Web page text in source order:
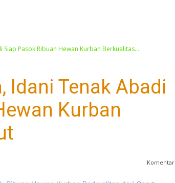
Pasok Ribuan Hewan Kurban Berkualitas...
Idani Tenak Abadi
Kurban
Komentar